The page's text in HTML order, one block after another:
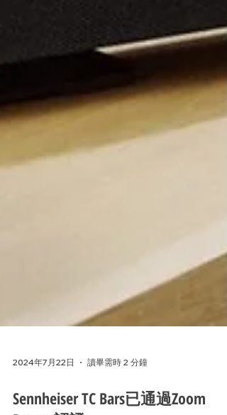
2024年7月22日 讀畢需時 2 分鐘